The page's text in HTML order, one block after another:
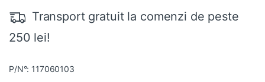
Transport gratuit la comenzi de peste
250 lei!
P/N°: 117060103